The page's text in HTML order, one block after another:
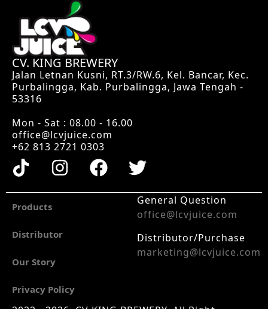
CV. KING BREWERY
Jalan Letnan Kusni, RT.3/RW.6, Kel. Bancar, Kec.
Purbalingga, Kab. Purbalingga, Jawa Tengah -
53316
Mon - Sat : 08.00 - 16.00
office@lcvjuice.com
+62 813 2721 0303
Products
Distributor
Our Story
Privacy Policy
General Question
office@lcvjuice.com
Distributor/Purchase
marketing@lcvjuice.com